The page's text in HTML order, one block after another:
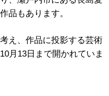
品もあります。
え、作品に投影する芸術
月13日まで開かれていま